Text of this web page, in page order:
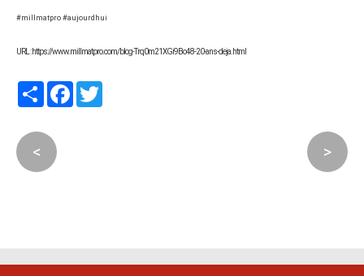
#millmatpro #aujourdhui
URL : https://www.millmatpro.com/blog-Trq0m21XGi9Bo48-20-ans-deja.html
PartagerFacebook
< >